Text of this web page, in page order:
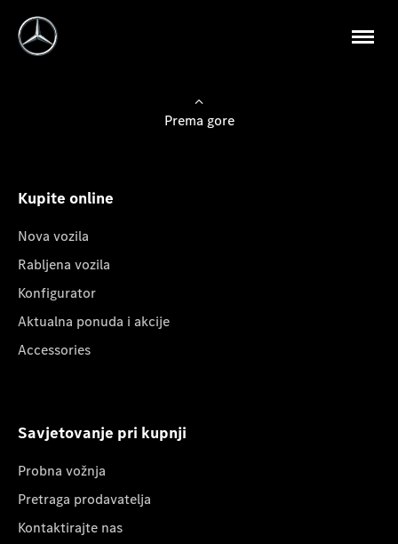
Prema gore
Kupite online
Nova vozila
Rabljena vozila
Konfigurator
Aktualna ponuda i akcije
Accessories
Savjetovanje pri kupnji
Probna vožnja
Pretraga prodavatelja
Kontaktirajte nas